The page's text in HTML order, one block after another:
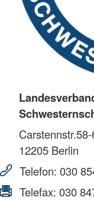
12205 Berlin
Telefon: 030
Telefax: 030